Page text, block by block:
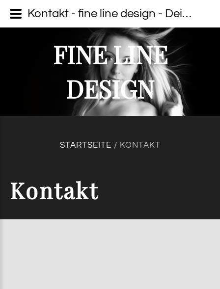
FINE LINE
DESIGN
STARTSEITE / KONTAKT
Kontakt
Kontakt - fine line design - Dein Fotograf auf Usedom